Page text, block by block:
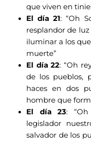
que viven en
El día 21: “Oh
resplandor de
iluminar a los
muerte”
El día 22: “Oh
de los pueblos,
haces en dos
hombre que
El día 23:
legislador
salvador de los